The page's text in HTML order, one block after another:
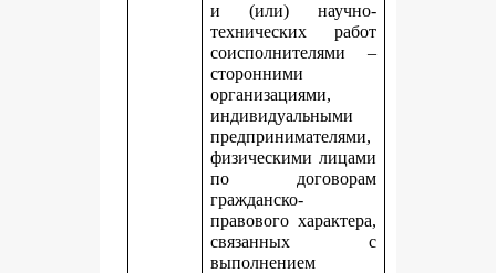
и (или) научно-
технических работ
соисполнителями –
сторонними
организациями,
индивидуальными
предпринимателями,
физическими лицами
по договорам
гражданско-
правового характера,
связанных с
выполнением